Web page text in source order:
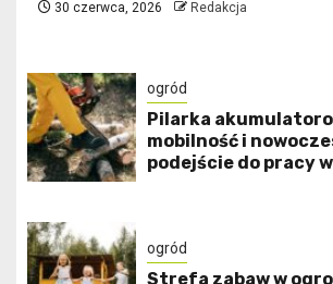
30 czerwca, 2026 Redakcja
ogród
Pilarka
mobilność i
podejście do pracy
ogród
Strefa zabaw w